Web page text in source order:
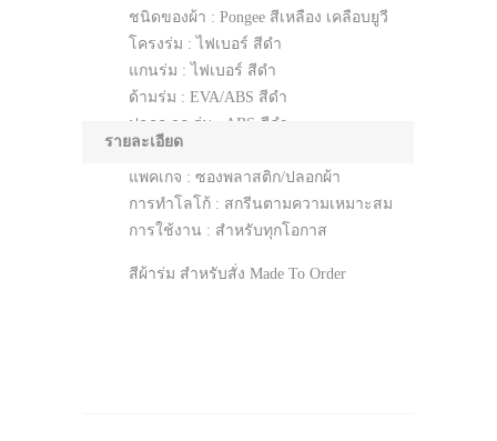
ชนิดของผ้า : Pongee สีเหลือง เคลือบยูวี
โครงร่ม : ไฟเบอร์ สีดำ
แกนร่ม : ไฟเบอร์ สีดำ
ด้ามร่ม : EVA/ABS สีดำ
ปลอก จุก ร่ม : ABS สีดำ
ระบบ เปิด-ปิด : Auto
แพคเกจ : ซองพลาสติก/ปลอกผ้า
การทำโลโก้ : สกรีนตามความเหมาะสม
การใช้งาน : สำหรับทุกโอกาส
สีผ้าร่ม สำหรับสั่ง Made To Order
รายละเอียด